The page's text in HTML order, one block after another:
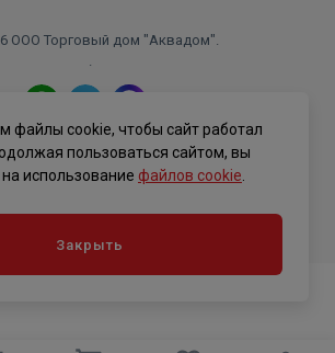
ООО Торговый дом "Аквадом".
.
конфиденциальности
файлы cookie, чтобы сайт работал
пользоваться сайтом, вы
использование файлов cookie
Закрыть